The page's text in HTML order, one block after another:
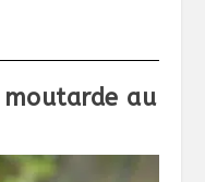
au